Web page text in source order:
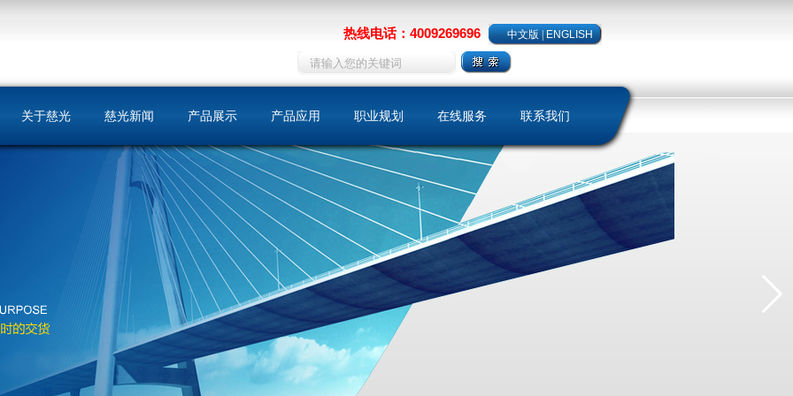
热线电话：4009269696 中文版|ENGLISH
关于慈光 慈光新闻 产品展示
同步带
同步带轮
产品应用
机床
包装印刷
自动门
纺织
化工
运输工具
职业规划 在线服务
样本下载
客户留言
保养维护
联系我们